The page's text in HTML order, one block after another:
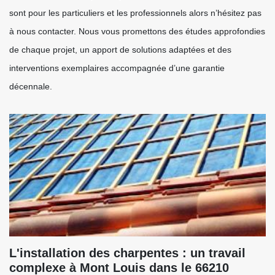
sont pour les particuliers et les professionnels alors n’hésitez pas
à nous contacter. Nous vous promettons des études approfondies
de chaque projet, un apport de solutions adaptées et des
interventions exemplaires accompagnée d’une garantie
décennale.
L'installation des charpentes : un travail
complexe à Mont Louis dans le 66210